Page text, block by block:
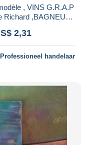
, VINS G.R.A.P
Richard ,BAGNEUX ,
2,31
Professioneel handelaar